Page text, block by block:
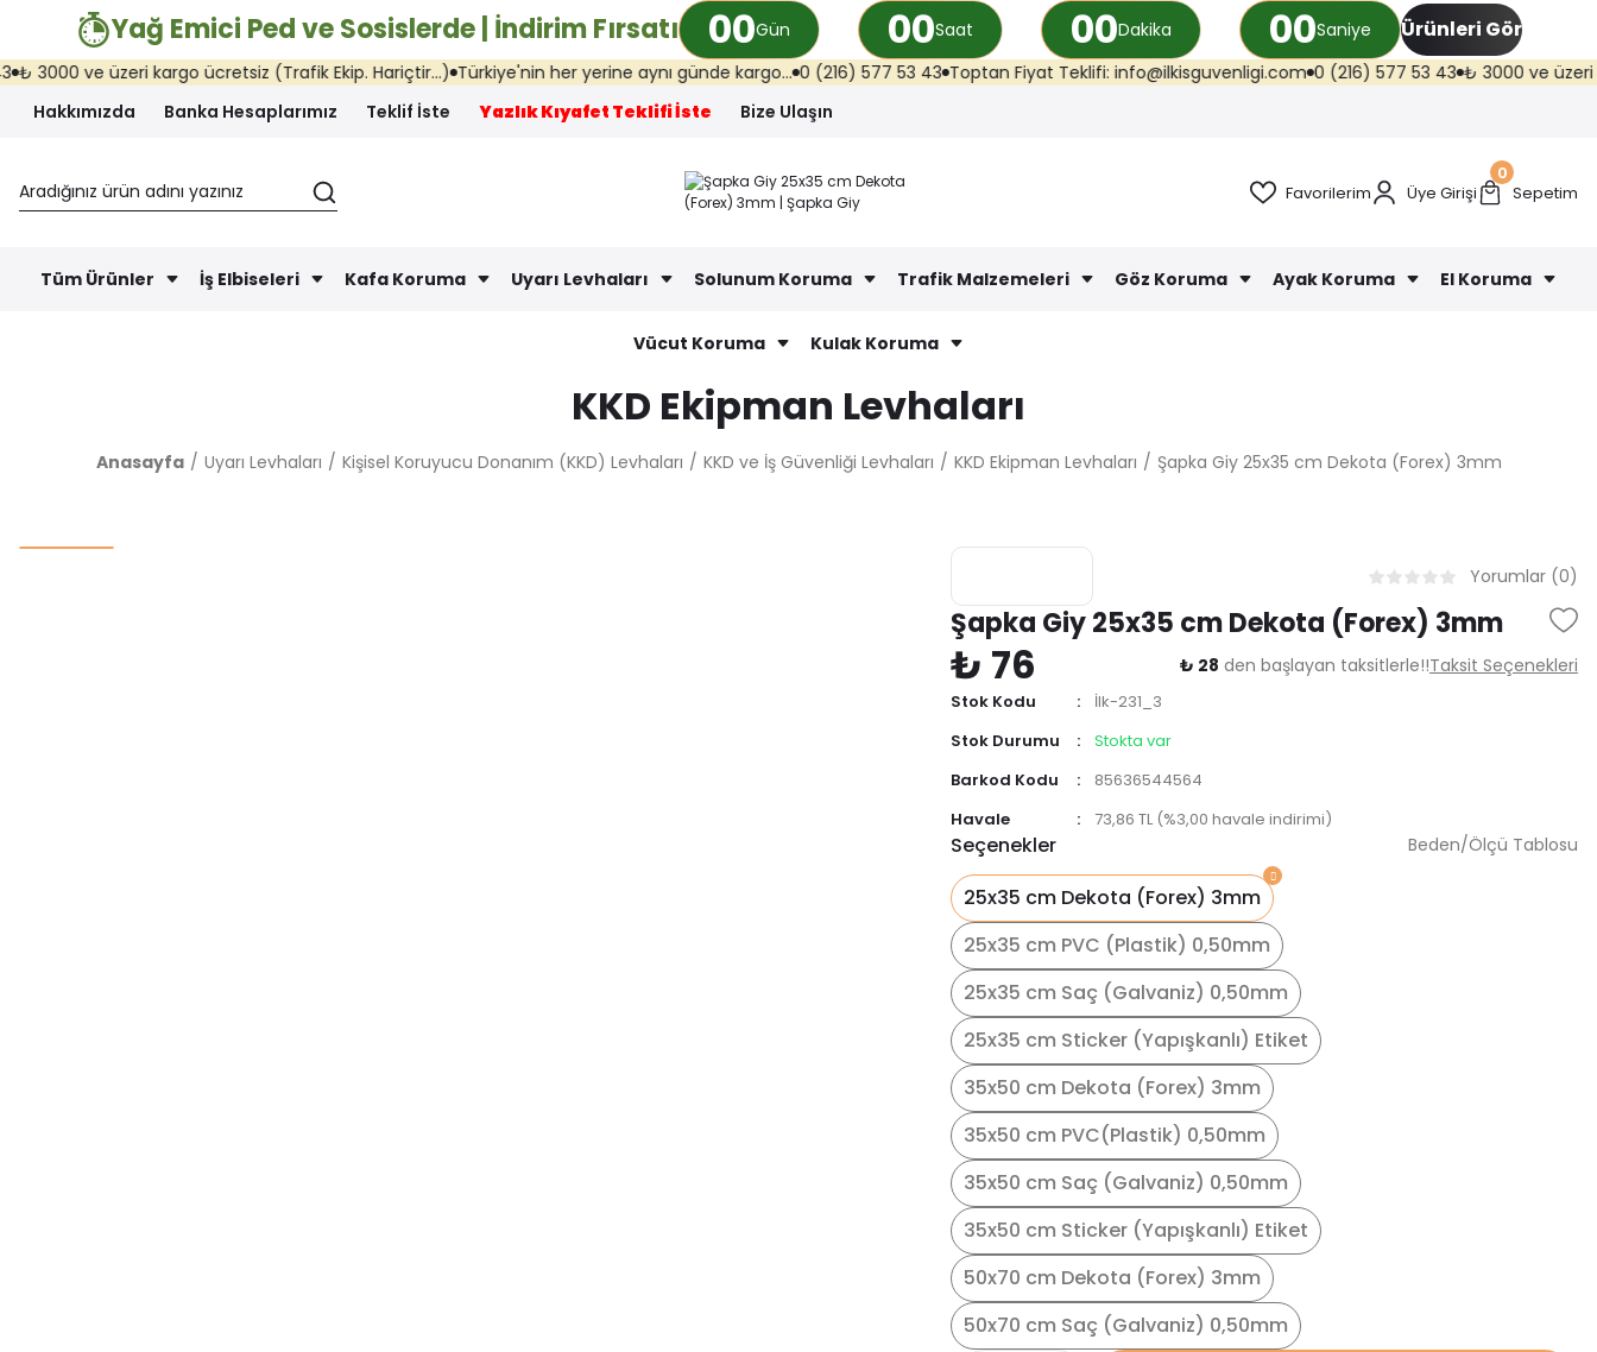
Yağ Emici Ped ve Sosislerde | İndirim Fırsatı 00Gün 00Saat 00Dakika 00Saniye Ürünleri Gör
kargo ücretsiz (Trafik Ekip. Hariçtir...) Türkiye'nin her yerine aynı günde kargo... 0 (216) 577 53 43 Toptan Fiyat Teklifi: info@ilkisguvenligi.com 0 (216) 577 53 43 ₺ 3000 ve üzeri kargo
Hakkımızda
Banka Hesaplarımız Teklif İste Yazlık Kıyafet Teklifi İste Bize Ulaşın
Favorilerim Üye Girişi
0
Sepetim
Tüm Ürünler İş Elbiseleri Kafa Koruma Uyarı Levhaları Solunum Koruma Trafik Malzemeleri Göz Koruma Ayak Koruma El Koruma
Vücut Koruma Kulak Koruma
KKD Ekipman Levhaları
Anasayfa Uyarı Levhaları Kişisel Koruyucu Donanım (KKD) Levhaları KKD ve İş Güvenliği Levhaları KKD Ekipman Levhaları Şapka Giy 25x35 cm Dekota (Forex) 3mm
Yorumlar (0)
Şapka Giy 25x35 cm Dekota (Forex) 3mm
₺ 76 ₺ 28 den başlayan taksitlerle!!Taksit Seçenekleri
Stok Kodu
İlk-231_3
Stok Durumu
Stokta var
Barkod Kodu
85636544564
Havale
73,86 TL (%3,00 havale indirimi)
Seçenekler
25x35 cm Dekota (Forex) 3mm
25x35 cm PVC (Plastik) 0,50mm
25x35 cm Saç (Galvaniz) 0,50mm
25x35 cm Sticker (Yapışkanlı) Etiket
35x50 cm Dekota (Forex) 3mm
35x50 cm PVC(Plastik) 0,50mm
35x50 cm Saç (Galvaniz) 0,50mm
35x50 cm Sticker (Yapışkanlı) Etiket
50x70 cm Dekota (Forex) 3mm
50x70 cm Saç (Galvaniz) 0,50mm
Beden/Ölçü Tablosu